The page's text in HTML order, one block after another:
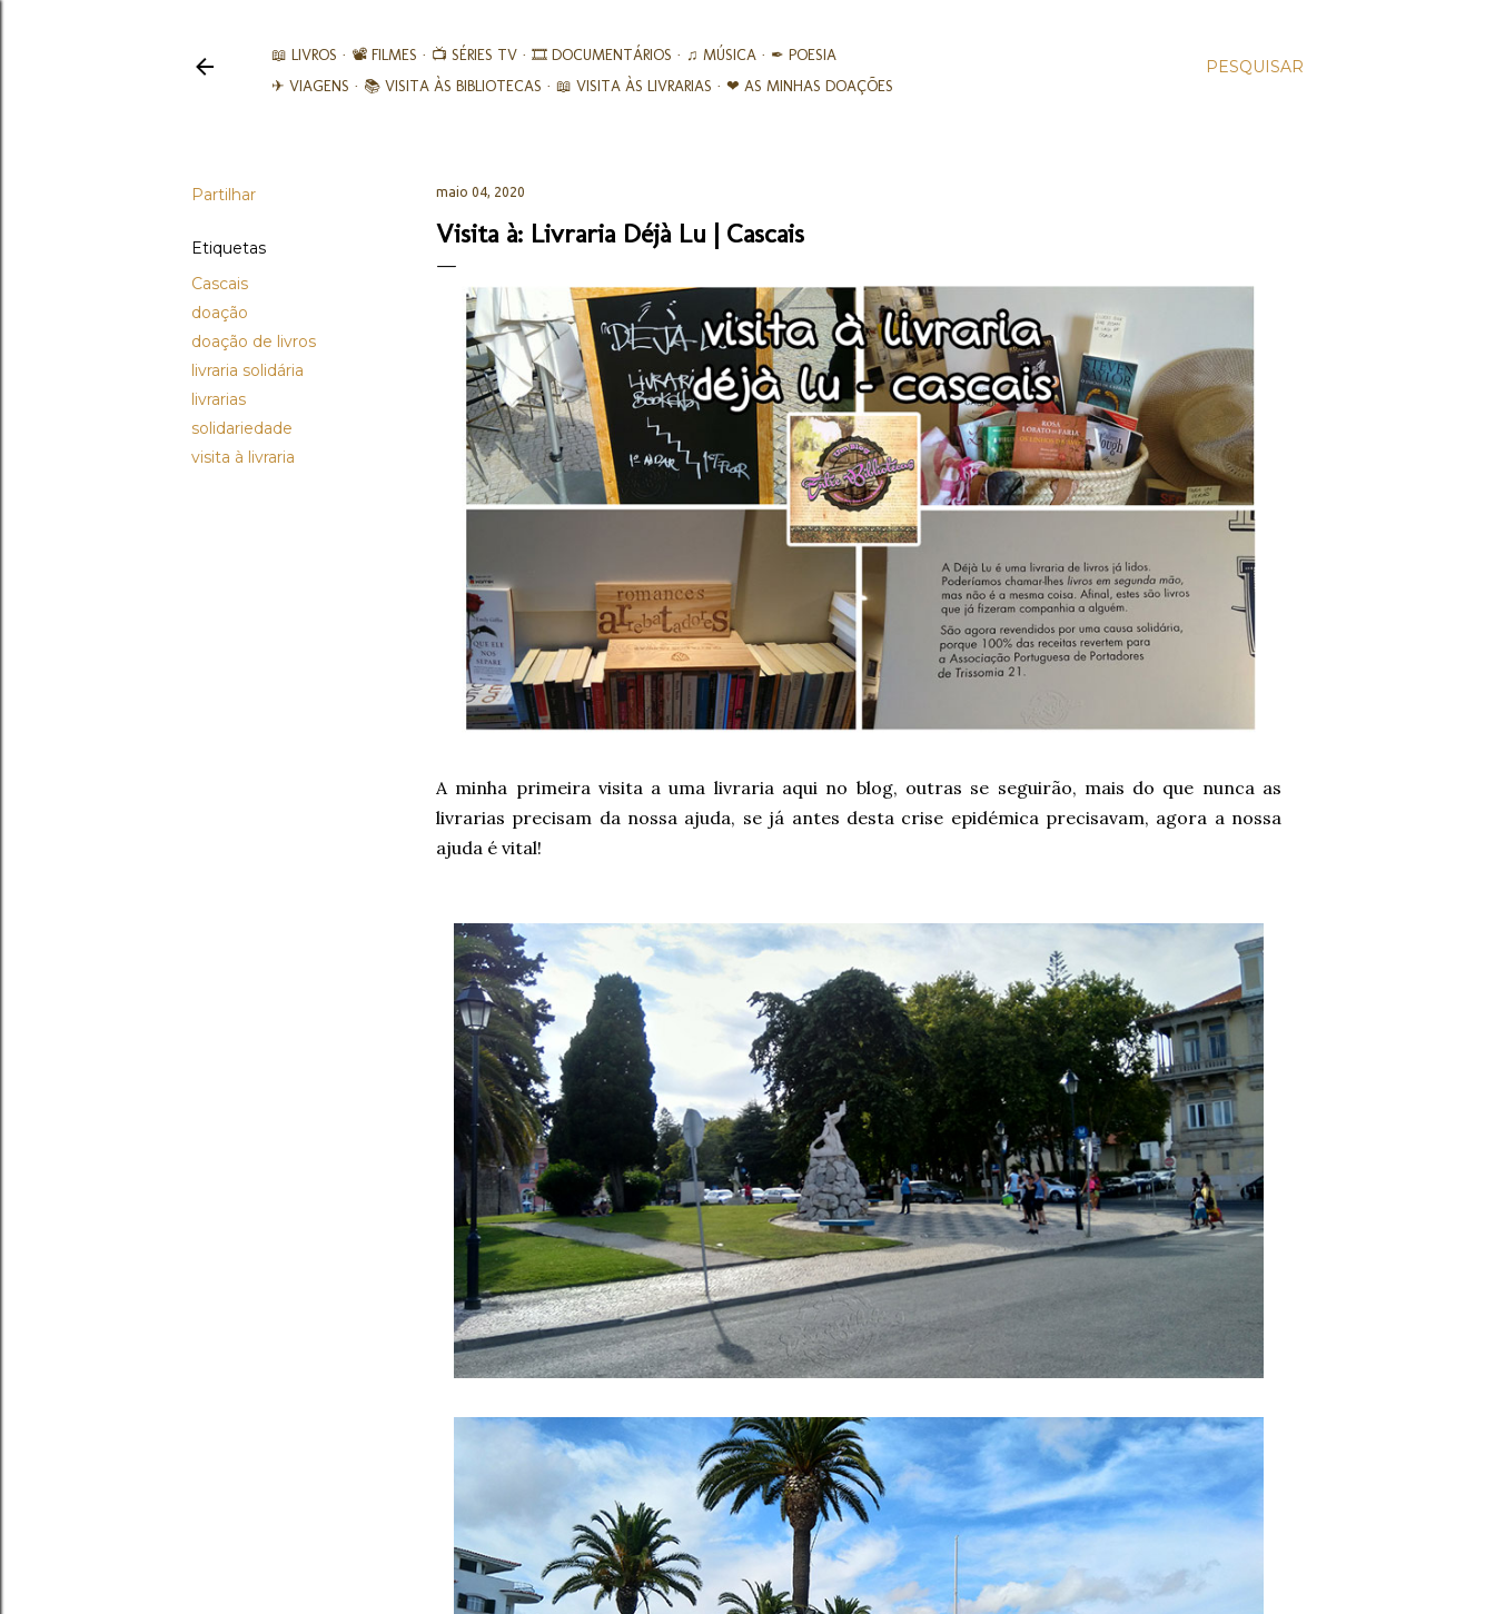
PESQUISAR
📖 LIVROS 📽️ FILMES 📺 SÉRIES TV 🎞︎ DOCUMENTÁRIOS ♫ MÚSICA
✒ POESIA
✈ VIAGENS
📚︎ VISITA ÀS BIBLIOTECAS 📖 VISITA ÀS LIVRARIAS ❤ AS MINHAS DOAÇÕES
Partilhar
Etiquetas
Cascais
doação
doação de livros
livraria solidária
livrarias
solidariedade
visita à livraria
maio 04, 2020
Visita à: Livraria Déjà Lu | Cascais
A minha primeira visita a uma livraria aqui no blog, outras se seguirão, mais do que nunca as
livrarias precisam da nossa ajuda, se já antes desta crise epidémica precisavam, agora a nossa
ajuda é vital!